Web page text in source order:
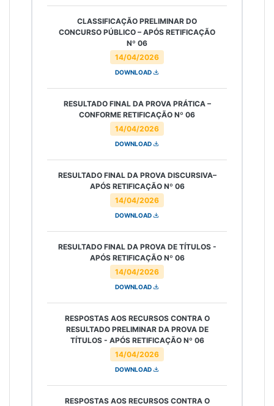
14/04/2026
CLASSIFICAÇÃO PRELIMINAR DO
CONCURSO PÚBLICO – APÓS RETIFICAÇÃO
Nº 06
DOWNLOAD
14/04/2026
RESULTADO FINAL DA PROVA PRÁTICA –
CONFORME RETIFICAÇÃO Nº 06
DOWNLOAD
14/04/2026
RESULTADO FINAL DA PROVA DISCURSIVA–
APÓS RETIFICAÇÃO Nº 06
DOWNLOAD
14/04/2026
RESULTADO FINAL DA PROVA DE TÍTULOS -
APÓS RETIFICAÇÃO Nº 06
DOWNLOAD
14/04/2026
RESPOSTAS AOS RECURSOS CONTRA O
RESULTADO PRELIMINAR DA PROVA DE
TÍTULOS - APÓS RETIFICAÇÃO Nº 06
DOWNLOAD
RESPOSTAS AOS RECURSOS CONTRA O